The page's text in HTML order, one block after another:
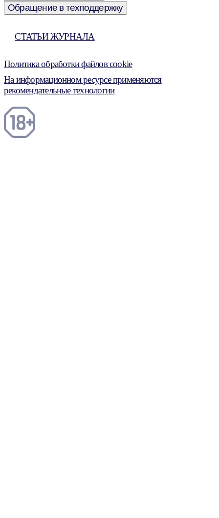
Обращение в техподдержку
СТАТЬИ ЖУРНАЛА
Политика обработки файлов cookie
На информационном ресурсе применяются
рекомендательные технологии